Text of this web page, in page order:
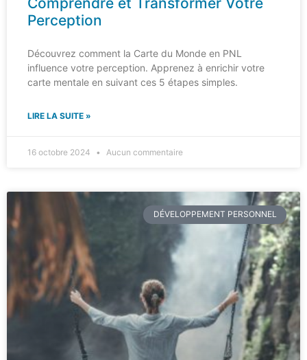
Perception
Découvrez comment la Carte du Monde en PNL
influence votre perception. Apprenez à enrichir votre
carte mentale en suivant ces 5 étapes simples.
LIRE LA SUITE »
16 octobre 2024 Aucun commentaire
DÉVELOPPEMENT PERSONNEL